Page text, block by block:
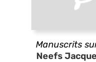
Manuscrits
Neefs